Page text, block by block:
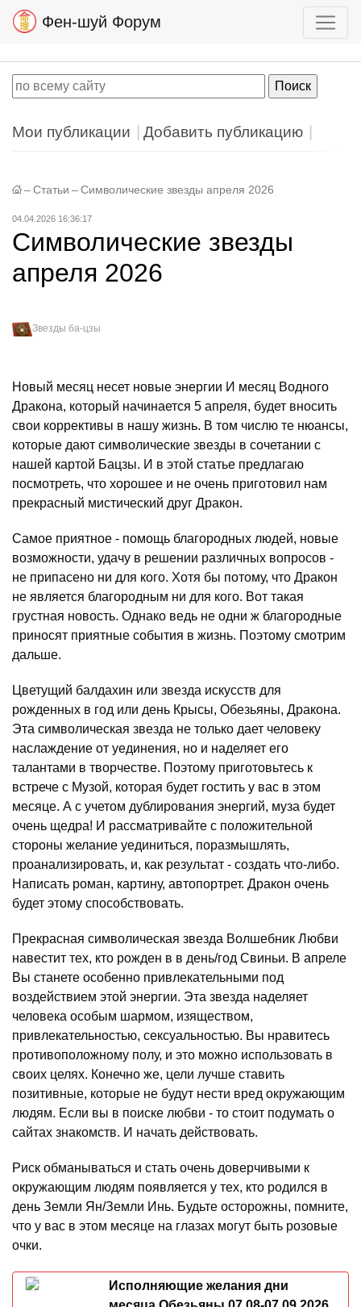
Фен-шуй Форум
Мои публикации Добавить публикацию
– Статьи – Символические звезды апреля 2026
04.04.2026 16:36:17
Символические звезды
апреля 2026
Звезды ба-цзы
Новый месяц несет новые энергии И месяц Водного
Дракона, который начинается 5 апреля, будет вносить
свои коррективы в нашу жизнь. В том числю те нюансы,
которые дают символические звезды в сочетании с
нашей картой Бацзы. И в этой статье предлагаю
посмотреть, что хорошее и не очень приготовил нам
прекрасный мистический друг Дракон.
Самое приятное - помощь благородных людей, новые
возможности, удачу в решении различных вопросов -
не припасено ни для кого. Хотя бы потому, что Дракон
не является благородным ни для кого. Вот такая
грустная новость. Однако ведь не одни ж благородные
приносят приятные события в жизнь. Поэтому смотрим
дальше.
Цветущий балдахин или звезда искусств для
рожденных в год или день Крысы, Обезьяны, Дракона.
Эта символическая звезда не только дает человеку
наслаждение от уединения, но и наделяет его
талантами в творчестве. Поэтому приготовьтесь к
встрече с Музой, которая будет гостить у вас в этом
месяце. А с учетом дублирования энергий, муза будет
очень щедра! И рассматривайте с положительной
стороны желание уединиться, поразмышлять,
проанализировать, и, как результат - создать что-либо.
Написать роман, картину, автопортрет. Дракон очень
будет этому способствовать.
Прекрасная символическая звезда Волшебник Любви
навестит тех, кто рожден в в день/год Свиньи. В апреле
Вы станете особенно привлекательными под
воздействием этой энергии. Эта звезда наделяет
человека особым шармом, изяществом,
привлекательностью, сексуальностью. Вы нравитесь
противоположному полу, и это можно использовать в
своих целях. Конечно же, цели лучше ставить
позитивные, которые не будут нести вред окружающим
людям. Если вы в поиске любви - то стоит подумать о
сайтах знакомств. И начать действовать.
Риск обманываться и стать очень доверчивыми к
окружающим людям появляется у тех, кто родился в
день Земли Ян/Земли Инь. Будьте осторожны, помните,
что у вас в этом месяце на глазах могут быть розовые
очки.
Исполняющие желания дни